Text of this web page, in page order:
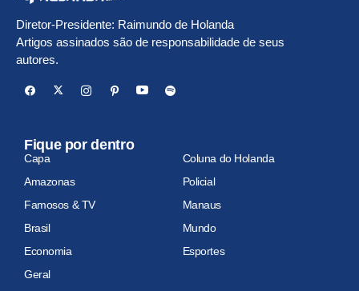
Diretor-Presidente: Raimundo de Holanda
Artigos assinados são de responsabilidade de seus
autores.
Fique por dentro
Capa
Coluna do Holanda
Amazonas
Policial
Famosos & TV
Manaus
Brasil
Mundo
Economia
Esportes
Geral